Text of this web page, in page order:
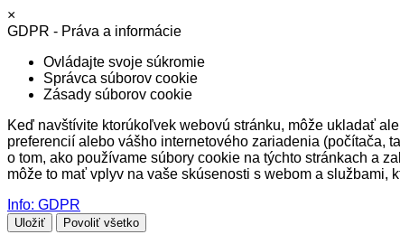
×
GDPR - Práva a informácie
Ovládajte svoje súkromie
Správca súborov cookie
Zásady súborov cookie
Keď navštívite ktorúkoľvek webovú stránku, môže ukladať
preferencií alebo vášho internetového zariadenia (počítača,
o tom, ako používame súbory cookie na týchto stránkach a
môže to mať vplyv na vaše skúsenosti s webom a službami,
Info: GDPR
Uložiť Povoliť všetko